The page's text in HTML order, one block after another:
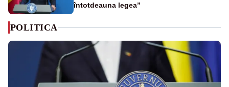
întotdeauna legea”
POLITICA